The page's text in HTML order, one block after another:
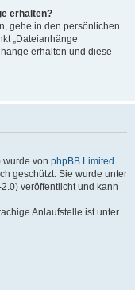
erhalten?
gehe in den persönlichen
„Dateianhänge
erhalten und diese
wurde von phpBB Limited
geschützt. Sie wurde unter
veröffentlicht und kann
Anlaufstelle ist unter